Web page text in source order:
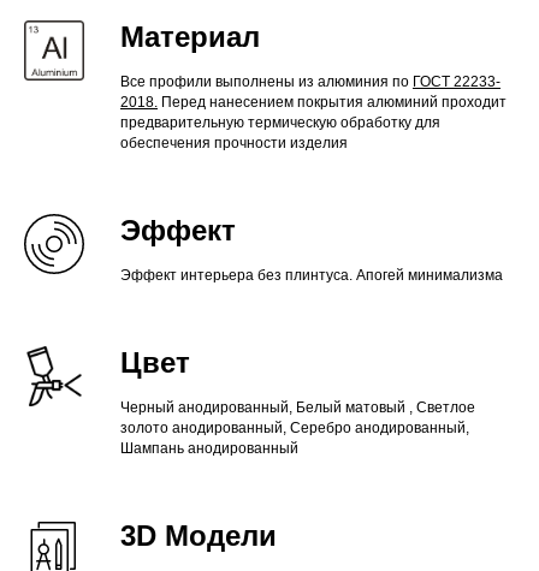
Материал
Все профили выполнены из алюминия по ГОСТ 22233-
2018. Перед нанесением покрытия алюминий проходит
предварительную термическую обработку для
обеспечения прочности изделия
Эффект
Эффект интерьера без плинтуса. Апогей минимализма
Цвет
Черный анодированный, Белый матовый , Светлое
золото анодированный, Серебро анодированный,
Шампань анодированный
3D Модели